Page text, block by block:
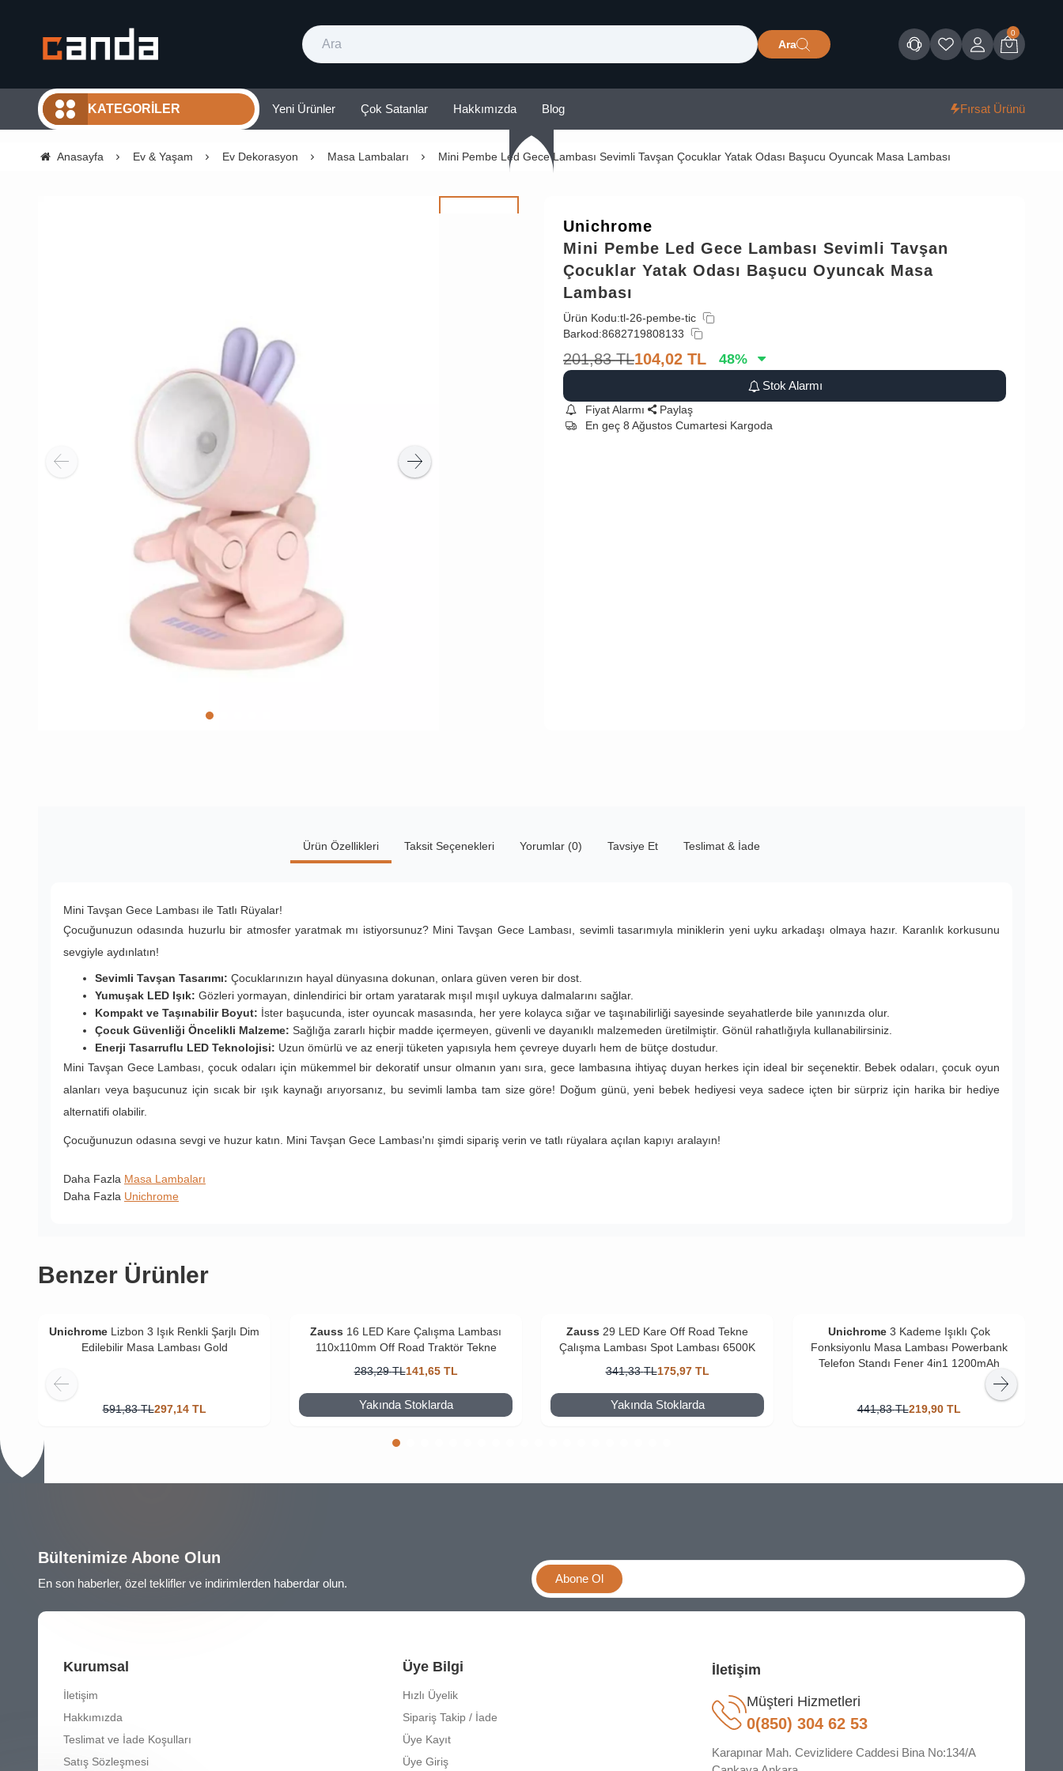
Ara
Müşteri Hizmetleri
Favorilerim
Giriş Sepet
0
KATEGORILER Yeni Ürünler Çok Satanlar Hakkımızda Blog Fırsat Ürünü
Anasayfa Ev & Yaşam Ev Dekorasyon Masa Lambaları Mini Pembe Led Gece Lambası Sevimli Tavşan Çocuklar Yatak Odası Başucu Oyuncak Masa Lambası
Unichrome
Mini Pembe Led Gece Lambası Sevimli Tavşan
Çocuklar Yatak Odası Başucu Oyuncak Masa
Lambası
Ürün Kodu:tl-26-pembe-tic
Barkod:8682719808133
201,83 TL104,02 TL 48%
Stok Alarmı
Fiyat Alarmı
Paylaş
En geç 8 Ağustos Cumartesi Kargoda
Ürün Özellikleri Taksit Seçenekleri Yorumlar (0) Tavsiye Et Teslimat & İade
Mini Tavşan Gece Lambası ile Tatlı Rüyalar!
Çocuğunuzun odasında huzurlu bir atmosfer yaratmak mı istiyorsunuz? Mini Tavşan Gece Lambası, sevimli tasarımıyla miniklerin yeni uyku arkadaşı olmaya hazır. Karanlık korkusunu
sevgiyle aydınlatın!
Sevimli Tavşan Tasarımı: Çocuklarınızın hayal dünyasına dokunan, onlara güven veren bir dost.
Yumuşak LED Işık: Gözleri yormayan, dinlendirici bir ortam yaratarak mışıl mışıl uykuya dalmalarını sağlar.
Kompakt ve Taşınabilir Boyut: İster başucunda, ister oyuncak masasında, her yere kolayca sığar ve taşınabilirliği sayesinde seyahatlerde bile yanınızda olur.
Çocuk Güvenliği Öncelikli Malzeme: Sağlığa zararlı hiçbir madde içermeyen, güvenli ve dayanıklı malzemeden üretilmiştir. Gönül rahatlığıyla kullanabilirsiniz.
Enerji Tasarruflu LED Teknolojisi: Uzun ömürlü ve az enerji tüketen yapısıyla hem çevreye duyarlı hem de bütçe dostudur.
Mini Tavşan Gece Lambası, çocuk odaları için mükemmel bir dekoratif unsur olmanın yanı sıra, gece lambasına ihtiyaç duyan herkes için ideal bir seçenektir. Bebek odaları, çocuk oyun
alanları veya başucunuz için sıcak bir ışık kaynağı arıyorsanız, bu sevimli lamba tam size göre! Doğum günü, yeni bebek hediyesi veya sadece içten bir sürpriz için harika bir hediye
alternatifi olabilir.
Çocuğunuzun odasına sevgi ve huzur katın. Mini Tavşan Gece Lambası'nı şimdi sipariş verin ve tatlı rüyalara açılan kapıyı aralayın!
Daha Fazla Masa Lambaları
Daha Fazla Unichrome
Benzer Ürünler
Unichrome Lizbon 3 Işık Renkli Şarjlı Dim
Edilebilir Masa Lambası Gold
591,83 TL297,14 TL
Zauss 16 LED Kare Çalışma Lambası
110x110mm Off Road Traktör Tekne
283,29 TL141,65 TL
Yakında Stoklarda
Zauss 29 LED Kare Off Road Tekne
Çalışma Lambası Spot Lambası 6500K
341,33 TL175,97 TL
Yakında Stoklarda
Unichrome 3 Kademe Işıklı Çok
Fonksiyonlu Masa Lambası Powerbank
Telefon Standı Fener 4in1 1200mAh
441,83 TL219,90 TL
Bültenimize Abone Olun
En son haberler, özel teklifler ve indirimlerden haberdar olun. Abone Ol
Kurumsal
İletişim
Hakkımızda
Teslimat ve İade Koşulları
Satış Sözleşmesi
Üye Bilgi
Hızlı Üyelik
Sipariş Takip / İade
Üye Kayıt
Üye Giriş
İletişim
Müşteri Hizmetleri
0(850) 304 62 53
Karapınar Mah. Cevizlidere Caddesi Bina No:134/A